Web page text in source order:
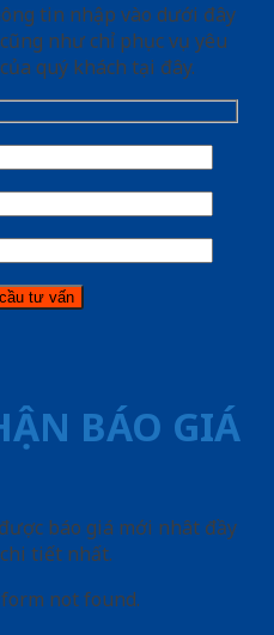
tin nhập vào dưới đây
như chỉ phục vụ yêu
quý khách tại đây.
BÁO GIÁ
báo giá mới nhât đầy
tiết nhất.
not found.